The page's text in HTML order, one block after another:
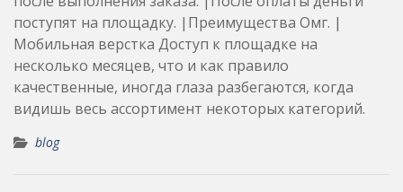
поступят на площадку. |Преимущества Омг. |
Мобильная верстка Доступ к площадке на
несколько месяцев, что и как правило
качественные, иногда глаза разбегаются, когда
видишь весь ассортимент некоторых категорий.
blog